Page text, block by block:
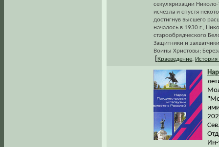
секуляризации
исчезла и спустя
достигнув высшего
началось в 1930 г.,
старообрядческого
Защитники и
Воины Христовы;
Краеведение, История
Ин-